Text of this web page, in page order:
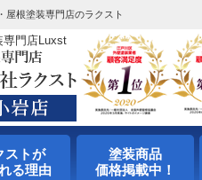
屋根塗装専門店のラクスト
専門店Luxst
ストが
る理由
塗装商品
価格掲載中！